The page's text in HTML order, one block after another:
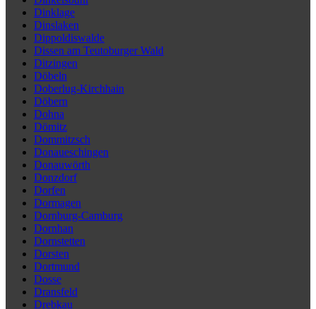
Dinklage
Dinslaken
Dippoldiswalde
Dissen am Teutoburger Wald
Ditzingen
Döbeln
Doberlug-Kirchhain
Döbern
Dohna
Dömitz
Dommitzsch
Donaueschingen
Donauwörth
Donzdorf
Dorfen
Dormagen
Dornburg-Camburg
Dornhan
Dornstetten
Dorsten
Dortmund
Dosse
Dransfeld
Drebkau